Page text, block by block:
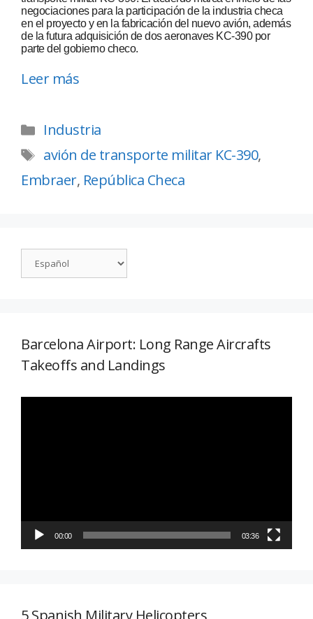
negociaciones para la participación de la industria checa
en el proyecto y en la fabricación del nuevo avión, además
de la futura adquisición de dos aeronaves KC-390 por
parte del gobierno checo.
Leer más
Industria
avión de transporte militar KC-390,
Embraer, República Checa
Barcelona Airport: Long Range Aircrafts
Takeoffs and Landings
00:00 03:36